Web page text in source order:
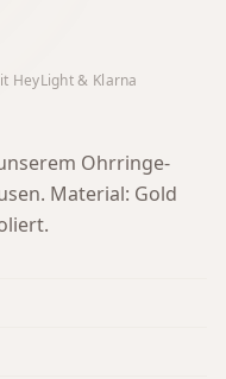
HeyLight & Klarna
Ohrringe-
Material: Gold